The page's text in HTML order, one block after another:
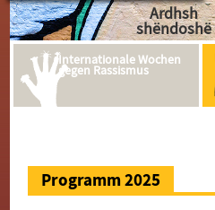
Ardhsh
shëndoshë
As-Salaam-
Alaykum
Gut Tog
Internationale Wochen
gegen Rassismus
Programm 2025